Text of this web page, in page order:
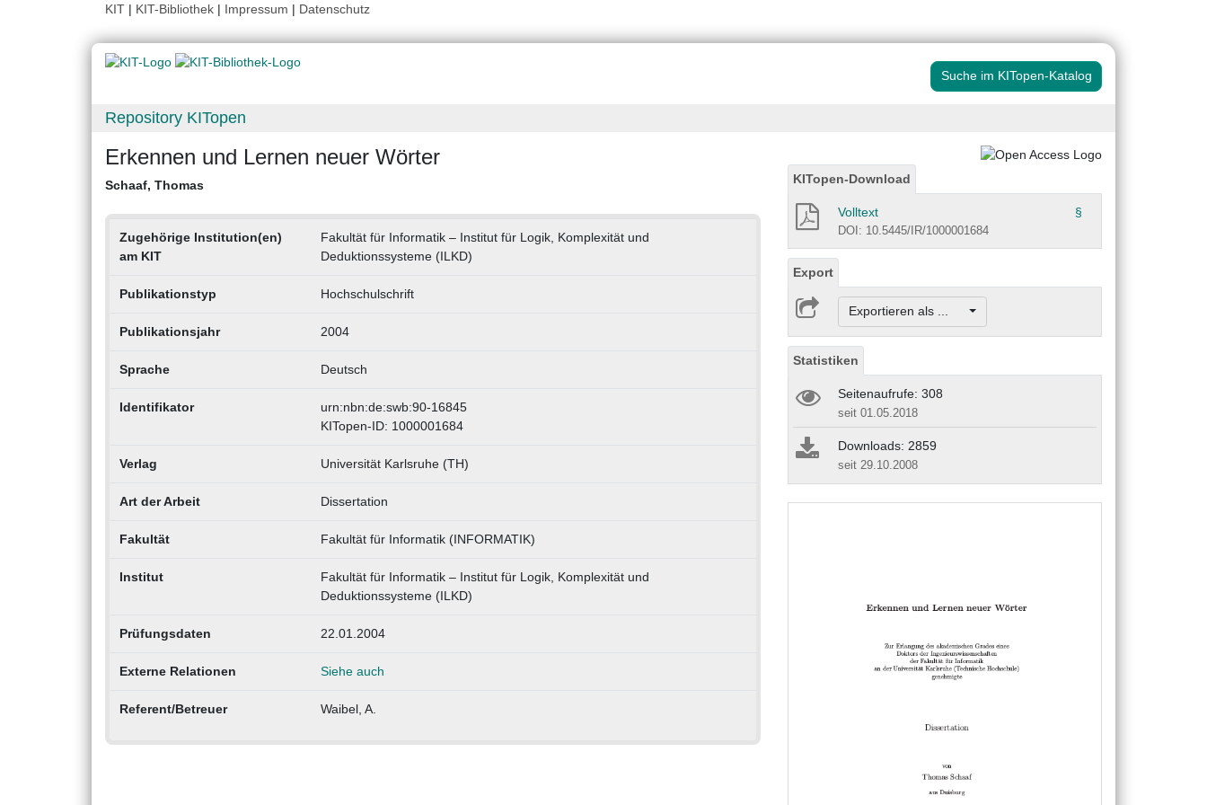
KIT | KIT-Bibliothek | Impressum | Datenschutz
Suche im KITopen-Katalog
Repository KITopen
Erkennen und Lernen neuer Wörter
Schaaf, Thomas
Zugehörige Institution(en)
am KIT
Fakultät für Informatik – Institut für Logik, Komplexität und
Deduktionssysteme (ILKD)
Publikationstyp Hochschulschrift
Publikationsjahr 2004
Sprache Deutsch
Identifikator
urn:nbn:de:swb:90-16845
KITopen-ID: 1000001684
Verlag Universität Karlsruhe (TH)
Art der Arbeit Dissertation
Fakultät Fakultät für Informatik (INFORMATIK)
Institut
Fakultät für Informatik – Institut für Logik, Komplexität und
Deduktionssysteme (ILKD)
Prüfungsdaten 22.01.2004
Externe Relationen Siehe auch
Referent/Betreuer Waibel, A.
KITopen-Download
Volltext §
DOI: 10.5445/IR/1000001684
Export
Exportieren als ...
Statistiken
Seitenaufrufe: 308
seit 01.05.2018
Downloads: 2859
seit 29.10.2008